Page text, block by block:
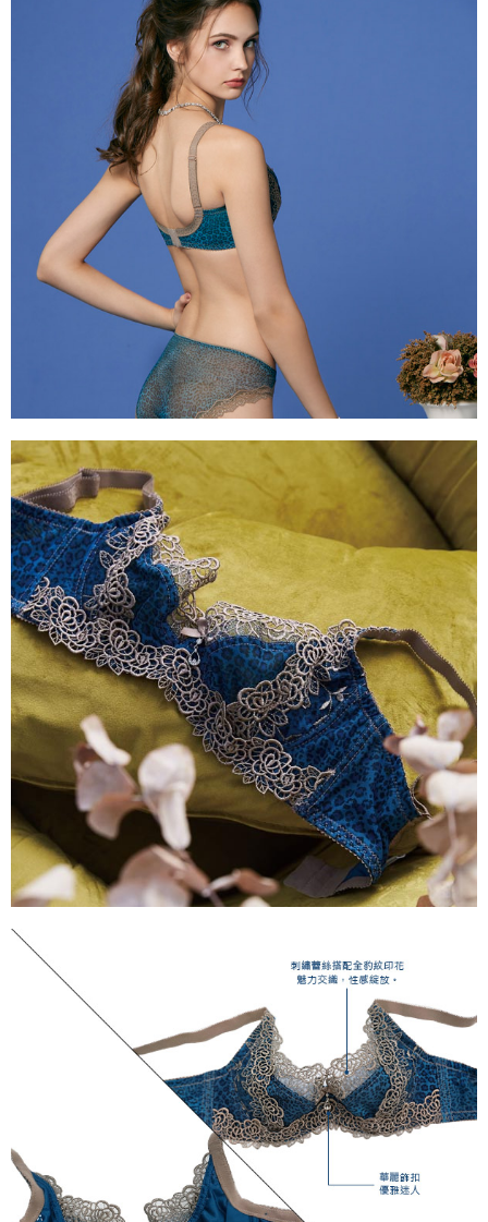
恩沛科技股份有限公司將有權停止該用戶之使用額度並採取法律行動。
海外宅配 (訂單成立後，請主動於2天內與線上客服核對收
件資料，逾期未確認訂單將自動取消)